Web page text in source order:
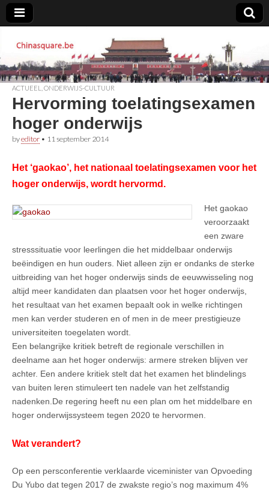
Chinasquare.be
ACTUEEL ONDERWIJS-CULTUUR
Hervorming toelatingsexamen
hoger onderwijs
byeditor • 11 september 2014
Het ‘gaokao’, het nationaal toelatingsexamen voor het
hoger onderwijs, wordt hervormd.
Het gaokao
veroorzaakt
een zware
stresssituatie voor leerlingen die het middelbaar onderwijs
beëindigen en hun ouders. Niet alleen zijn er ondanks de sterke
uitbreiding van het hoger onderwijs sinds de eeuwwisseling nog
altijd meer kandidaten dan plaatsen voor het hoger onderwijs,
het resultaat van het examen bepaalt ook in welke richtingen
men kan verder studeren en of men in de meer prestigieuze
universiteiten toegelaten wordt.
Een belangrijke kritiek betreft de regionale verschillen in
deelname aan het hoger onderwijs: armere streken blijven ver
achter. Een andere kritiek stelt dat het examen het blindelings
van buiten leren stimuleert ten nadele van het zelfstandig
nadenken.De regering heeft nu een plan om het middelbare en
hoger onderwijssysteem tegen 2020 te hervormen.
Wat verandert?
Op een persconferentie verklaarde viceminister van Opvoeding
Du Yubo dat tegen 2017 de zwakste regio’s nog maximum 4%